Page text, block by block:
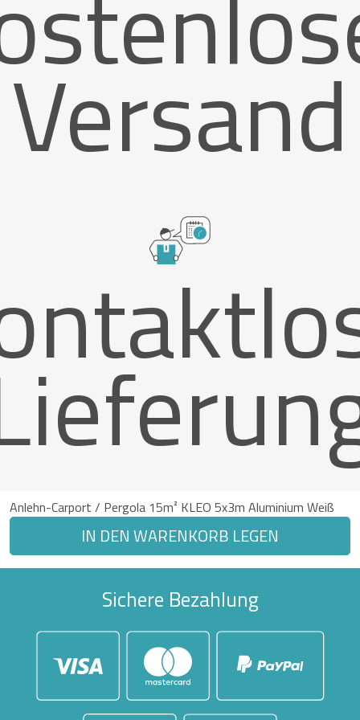
Versand
Anlehn-Carport / Pergola 15m² KLEO 5x3m Aluminium Weiß
IN DEN WARENKORB LEGEN
Sichere Bezahlung